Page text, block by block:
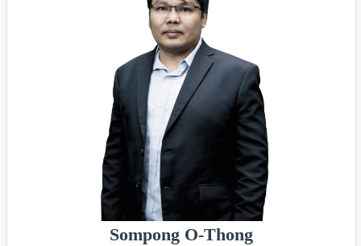
Sompong O-Thong